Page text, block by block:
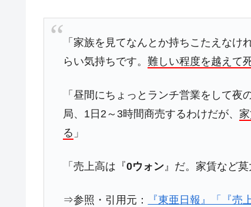
『Money1』
『Money1』 中国だけが鉄鋼輸出を異常増加さ
韓国製造業「半導体絶好調」のウ
『Money1』 【米韓激突案件】韓国消費者院が
『Money1』 韓国で猛暑。南東部では干ばつ
『Money1』
1.9倍！
「家族を見てなんとか持ちこたえな
らい気持ちです。難しい程度を越えて
「昼間にちょっとランチ営業をして
局、1日2～3時間商売するわけだが、
る 」
「売上高は『0ウォン』だ。家賃など
⇒参照・引用元：
『東亜日報』「『売